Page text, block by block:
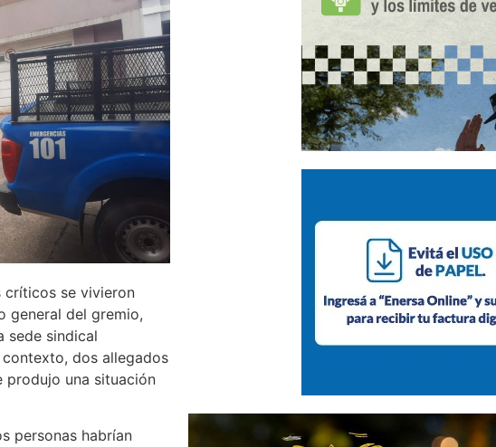
críticos se vivieron
general del gremio,
sede sindical
dos allegados
produjo una situación
personas habrían